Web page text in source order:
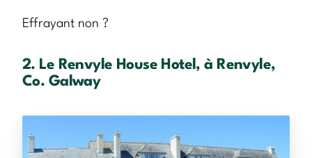
Effrayant non ?
2. Le Renvyle House Hotel, à Renvyle,
Co. Galway